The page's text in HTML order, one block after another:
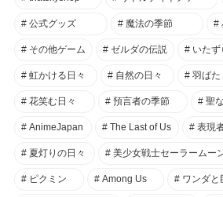
公式グッズ 魔法の季節
その他ゲーム ゼルダの伝説 いたず
虹かける日々 自然の日々 羽ばた
花笑む日々 預言者の季節 聖
AnimeJapan The Last of Us 表現
夏灯りの日々 美少女戦士セーラームー
ピクミン Among Us ワンダと